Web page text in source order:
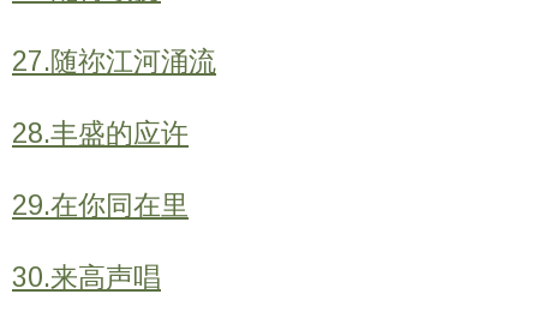
27.随祢江河涌流
28.丰盛的应许
29.在你同在里
30.来高声唱